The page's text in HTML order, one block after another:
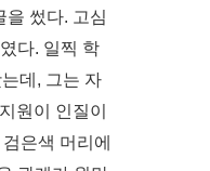
을 썼다. 고심
다. 일찍 학
데, 그는 자
지원이 인질이
은색 머리에